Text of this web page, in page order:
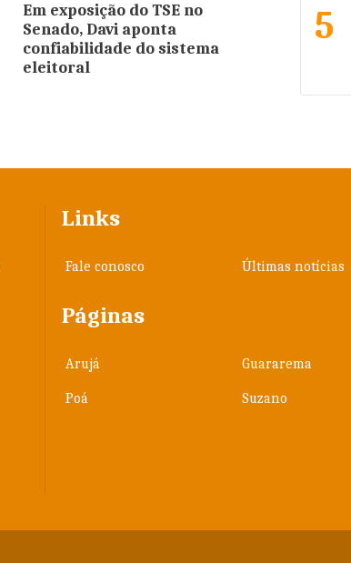
Em exposição do TSE no
Senado, Davi aponta
confiabilidade do sistema
eleitoral
5
Links
Fale conosco Últimas notícias
Páginas
Arujá Guararema
Poá Suzano